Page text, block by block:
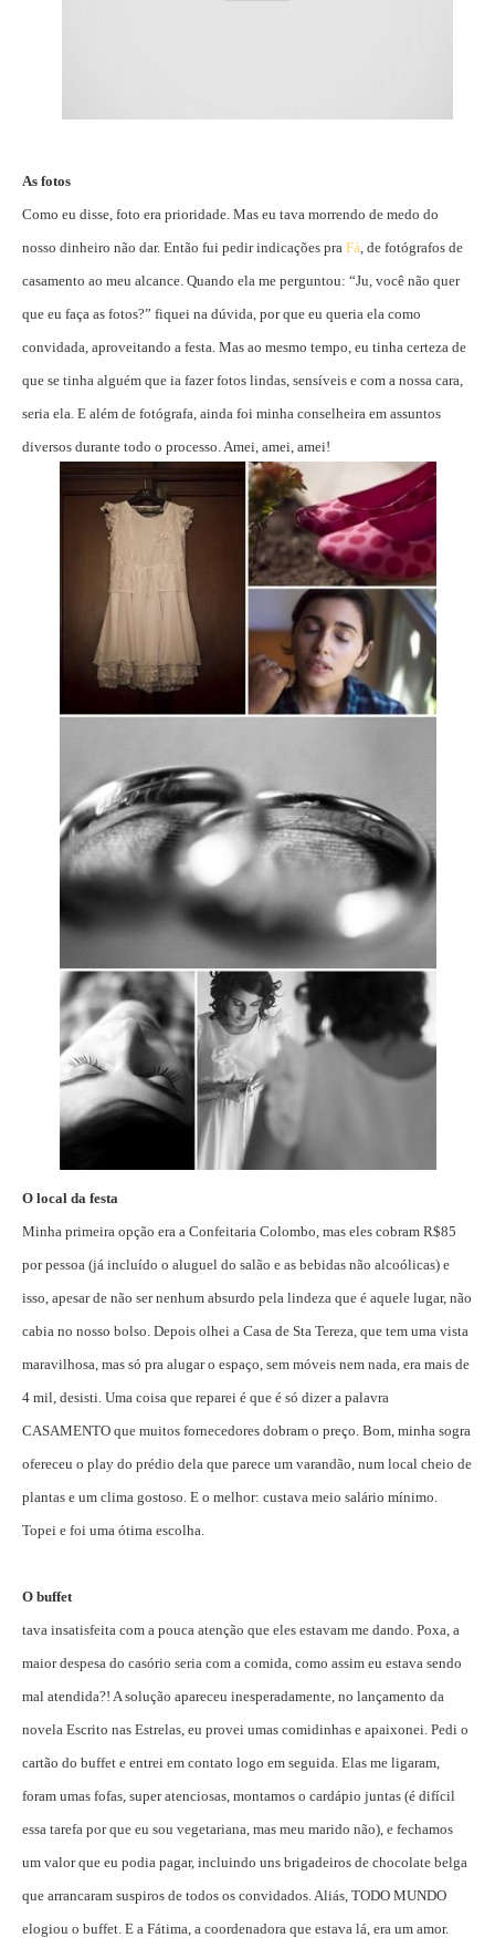
As fotos
Como eu disse, foto era prioridade. Mas eu tava morrendo de medo do
nosso dinheiro não dar. Então fui pedir indicações pra Fá, de fotógrafos de
casamento ao meu alcance. Quando ela me perguntou: “Ju, você não quer
que eu faça as fotos?” fiquei na dúvida, por que eu queria ela como
convidada, aproveitando a festa. Mas ao mesmo tempo, eu tinha certeza de
que se tinha alguém que ia fazer fotos lindas, sensíveis e com a nossa cara,
seria ela. E além de fotógrafa, ainda foi minha conselheira em assuntos
diversos durante todo o processo. Amei, amei, amei!
O local da festa
Minha primeira opção era a Confeitaria Colombo, mas eles cobram R$85
por pessoa (já incluído o aluguel do salão e as bebidas não alcoólicas) e
isso, apesar de não ser nenhum absurdo pela lindeza que é aquele lugar, não
cabia no nosso bolso. Depois olhei a Casa de Sta Tereza, que tem uma vista
maravilhosa, mas só pra alugar o espaço, sem móveis nem nada, era mais de
4 mil, desisti. Uma coisa que reparei é que é só dizer a palavra
CASAMENTO que muitos fornecedores dobram o preço. Bom, minha sogra
ofereceu o play do prédio dela que parece um varandão, num local cheio de
plantas e um clima gostoso. E o melhor: custava meio salário mínimo.
Topei e foi uma ótima escolha.
O buffet
tava insatisfeita com a pouca atenção que eles estavam me dando. Poxa, a
maior despesa do casório seria com a comida, como assim eu estava sendo
mal atendida?! A solução apareceu inesperadamente, no lançamento da
novela Escrito nas Estrelas, eu provei umas comidinhas e apaixonei. Pedi o
cartão do buffet e entrei em contato logo em seguida. Elas me ligaram,
foram umas fofas, super atenciosas, montamos o cardápio juntas (é difícil
essa tarefa por que eu sou vegetariana, mas meu marido não), e fechamos
um valor que eu podia pagar, incluindo uns brigadeiros de chocolate belga
que arrancaram suspiros de todos os convidados. Aliás, TODO MUNDO
elogiou o buffet. E a Fátima, a coordenadora que estava lá, era um amor.